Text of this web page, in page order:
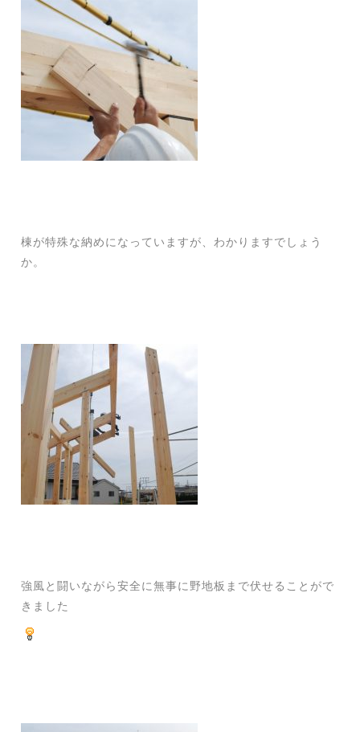
棟が特殊な納めになっていますが、わかりますでしょう
か。
強風と闘いながら安全に無事に野地板まで伏せることがで
きました